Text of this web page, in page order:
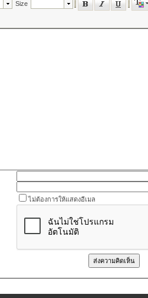
ไม่ต้องการให้แสดงอีเมล